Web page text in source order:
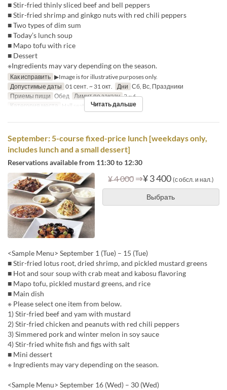
■ Stir-fried thinly sliced beef and bell peppers
■ Stir-fried shrimp and ginkgo nuts with red chili peppers
■ Two types of dim sum
■ Today’s lunch soup
■ Mapo tofu with rice
■ Dessert
※Ingredients may vary depending on the season.
Как исправить ▶Image is for illustrative purposes only.
Допустимые даты 01 сент. ~ 31 окт. Дни Сб, Вс, Праздники
Приемы пищи Обед Лимит по заказу 2 ~ 6
Категория места
Hall seats Читать дальше
September: 5-course fixed-price lunch [weekdays only,
includes lunch and a small dessert]
Reservations available from 11:30 to 12:30
¥ 4 000 ⇒¥ 3 400 (с обсл. и нал.)
Выбрать
<Sample Menu> September 1 (Tue) – 15 (Tue)
■ Stir-fried lotus root, dried shrimp, and pickled mustard greens
■ Hot and sour soup with crab meat and kabosu flavoring
■ Mapo tofu, pickled mustard greens, and rice
■ Main dish
※ Please select one item from below.
1) Stir-fried beef and yam with mustard
2) Stir-fried chicken and peanuts with red chili peppers
3) Simmered pork and winter melon in soy sauce
4) Stir-fried white fish and figs with salt
■ Mini dessert
※ Ingredients may vary depending on the season.
<Sample Menu> September 16 (Wed) – 30 (Wed)